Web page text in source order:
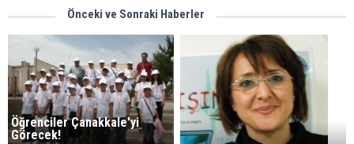
Önceki ve Sonraki Haberler
Öğrenciler Çanakkale'yi
Görecek!